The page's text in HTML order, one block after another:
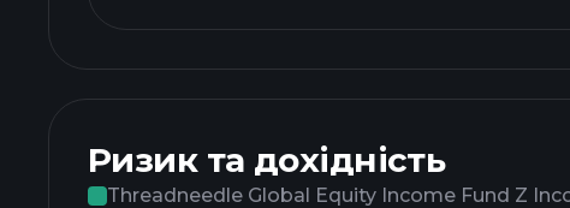
Ризик та дохідність
Threadneedle Global Equity Income Fund Z